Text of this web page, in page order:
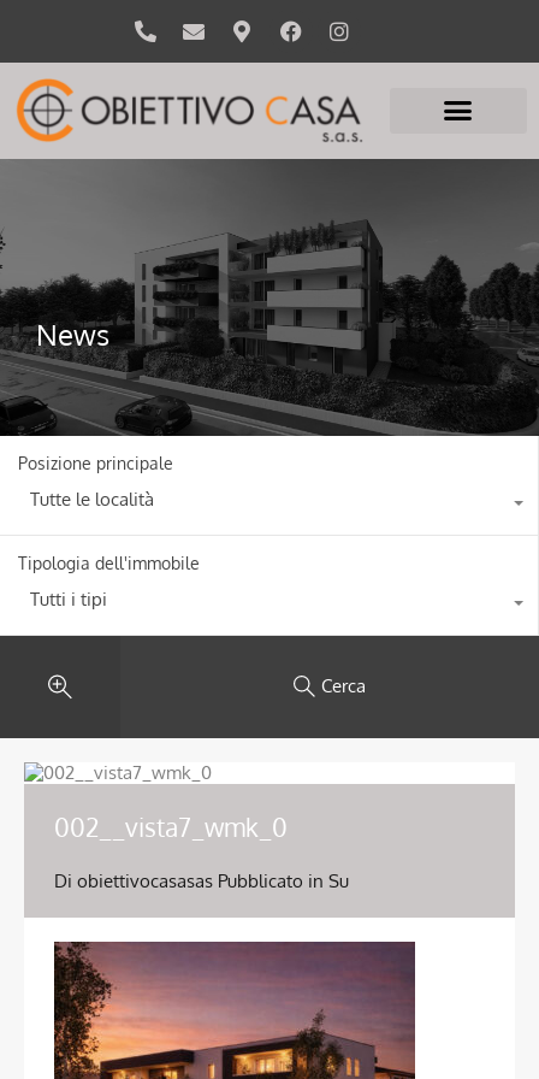
News
Posizione principale
Tutte le località
Tipologia dell'immobile
Tutti i tipi
Cerca
002__vista7_wmk_0
Di obiettivocasasas Pubblicato in Su